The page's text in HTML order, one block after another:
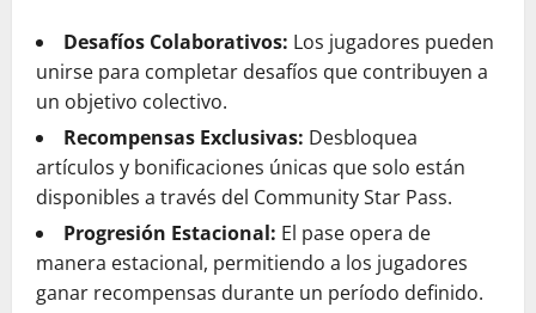
Desafíos Colaborativos: Los jugadores pueden
unirse para completar desafíos que contribuyen a
un objetivo colectivo.
Recompensas Exclusivas: Desbloquea
artículos y bonificaciones únicas que solo están
disponibles a través del Community Star Pass.
Progresión Estacional: El pase opera de
manera estacional, permitiendo a los jugadores
ganar recompensas durante un período definido.